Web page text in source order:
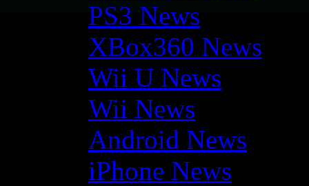
PS3 News
XBox360 News
Wii U News
Wii News
Android News
iPhone News